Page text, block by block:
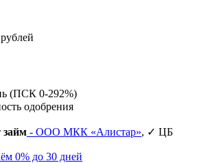
(ПСК 0-292%)
одобрения
займ - ООО МКК «Алистар», ✓ ЦБ
0% до 30 дней